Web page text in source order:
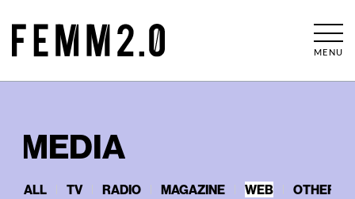
MENU
MEDIA
ALL TV RADIO MAGAZINE WEB OTHERS